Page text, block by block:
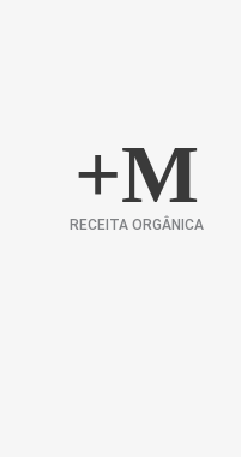
+M
RECEITA ORGÂNICA